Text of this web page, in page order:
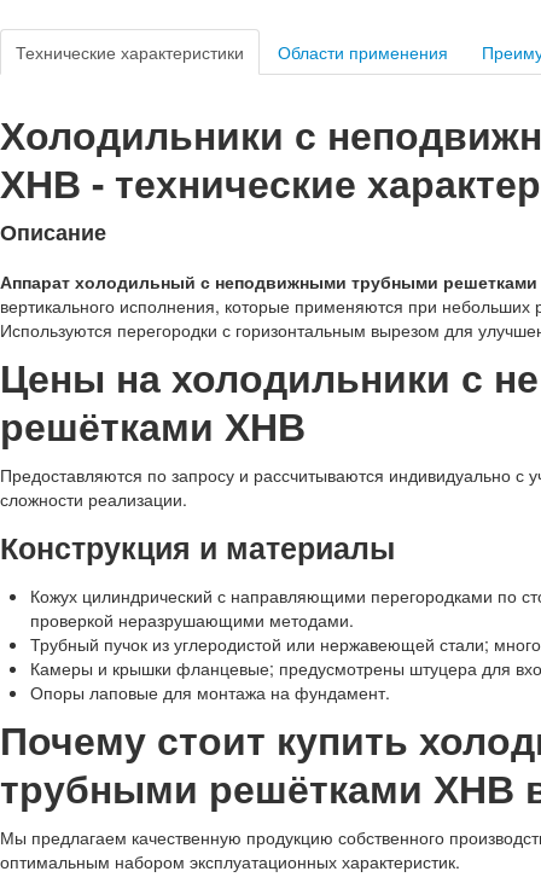
Технические характеристики Области применения
Холодильники с
ХНВ - технические
Описание
Аппарат холодильный с неподвижными трубными
вертикального исполнения, которые применяются при
Используются перегородки с горизонтальным вырезом для
Цены на холодильники с
решётками ХНВ
Предоставляются по запросу и рассчитываются индивидуально с
сложности реализации.
Конструкция и материалы
Кожух цилиндрический с направляющими перегородками по
проверкой неразрушающими методами.
Трубный пучок из углеродистой или нержавеющей стали;
Камеры и крышки фланцевые; предусмотрены штуцера для
Опоры лаповые для монтажа на фундамент.
Почему стоит купить
трубными решётками ХНВ
Мы предлагаем качественную продукцию собственного
оптимальным набором эксплуатационных характеристик.